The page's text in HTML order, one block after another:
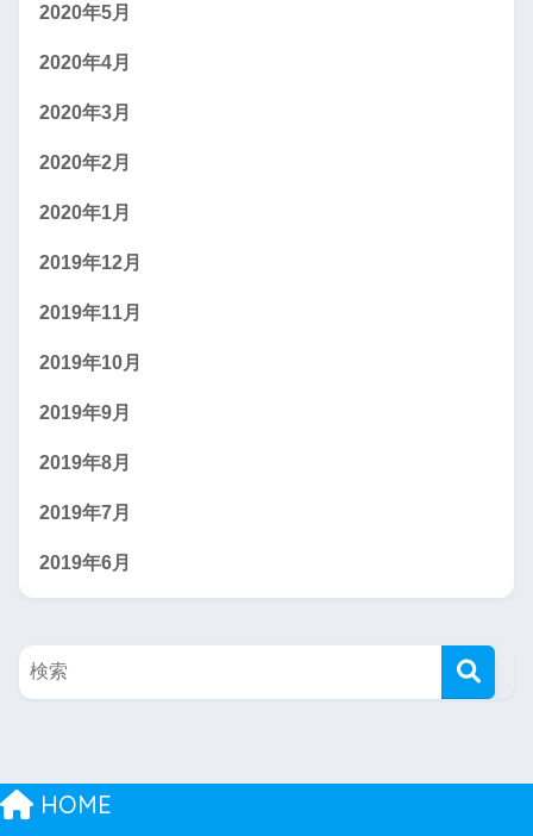
2020年5月
2020年4月
2020年3月
2020年2月
2020年1月
2019年12月
2019年11月
2019年10月
2019年9月
2019年8月
2019年7月
2019年6月
HOME